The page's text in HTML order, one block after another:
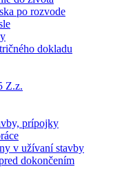
po rozvode
dokladu
Z.z.
prípojky
v užívaní stavby
dokončením